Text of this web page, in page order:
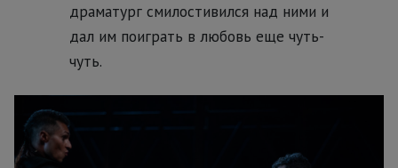
драматург смилостивился над ними и
дал им поиграть в любовь еще чуть-
чуть.